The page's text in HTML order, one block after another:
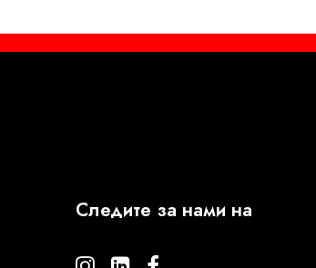
Следите за нами на